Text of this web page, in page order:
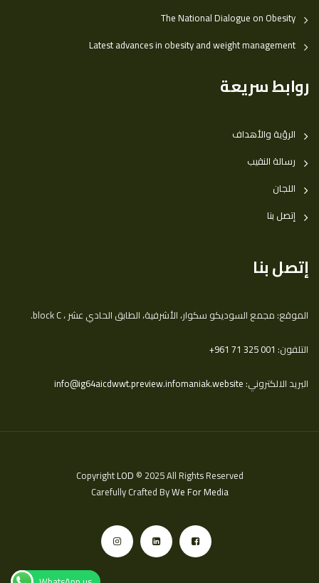
The National Dialogue on Obesity
Latest advances in obesity and weight management
روابط سريعة
الرؤية والأهداف
رسالة النقيب
اللجان
إتصل بنا
إتصل بنا
الموقع: مجمع السوديكو سكوار، الأشرفية، الطابق الحادي عشر ، block C.
التلفون: ‎+961 71 325 001
البريد الالكتروني:info@ig64aicdwwt.preview.infomaniak.website
CopyrightLOD © 2025 All Rights Reserved
Carefully Crafted ByWe For Media